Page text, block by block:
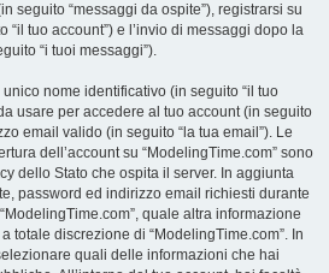
seguito “messaggi da ospite”), registrarsi su
“il tuo account”) e l’invio di messaggi dopo la
“i tuoi messaggi”).
unico nome identificativo (in seguito “il tuo
usare per accedere al tuo account (in seguito
email valido (in seguito “la tua email”). Le
dell’account su “ModelingTime.com” sono
dello Stato che ospita il server. In aggiunta
password ed indirizzo email richiesti durante
quale altra informazione
totale discrezione di “ModelingTime.com”. In
quali delle informazioni che hai